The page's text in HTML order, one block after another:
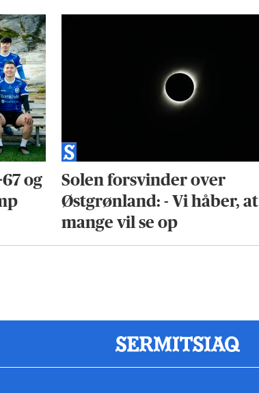
og
Solen forsvinder over
Østgrønland: - Vi håber, at
mange vil se op